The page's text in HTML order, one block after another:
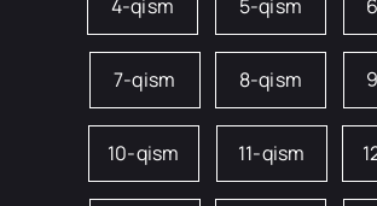
4-qism 5-qism
7-qism 8-qism
10-qism 11-qism